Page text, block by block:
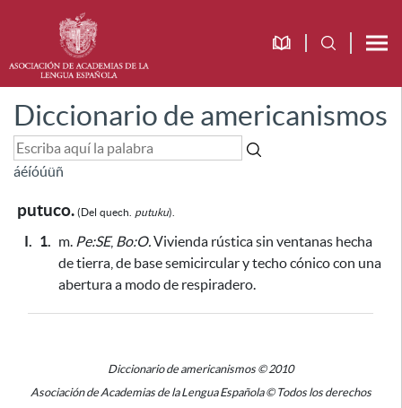
Diccionario de americanismos
áéíóúüñ
putuco. (Del quech. putuku).
I. 1. m. Pe:SE, Bo:O.Vivienda rústica sin ventanas hecha
de tierra, de base semicircular y techo cónico con una
abertura a modo de respiradero.
Diccionario de americanismos © 2010
Asociación de Academias de la Lengua Española © Todos los derechos